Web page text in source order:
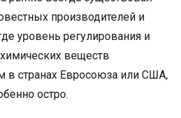
производителей и
уровень регулирования и
веществ
в странах Евросоюза или США,
остро.